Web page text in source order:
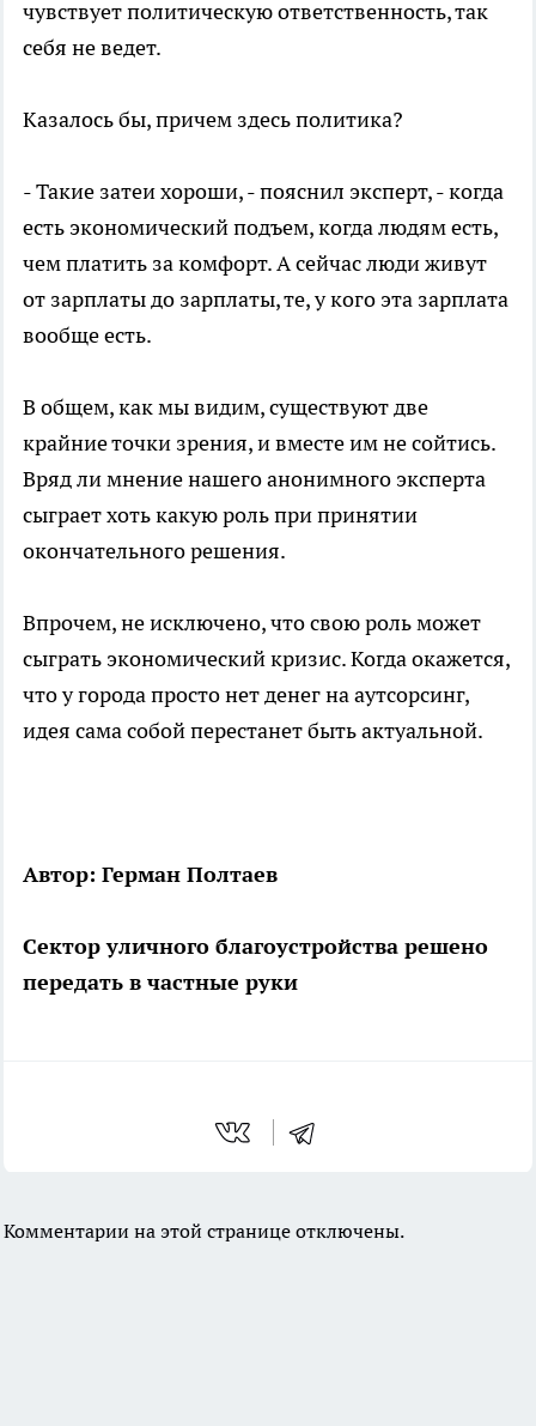
чувствует политическую ответственность, так
себя не ведет.
Казалось бы, причем здесь политика?
- Такие затеи хороши, - пояснил эксперт, - когда
есть экономический подъем, когда людям есть,
чем платить за комфорт. А сейчас люди живут
от зарплаты до зарплаты, те, у кого эта зарплата
вообще есть.
В общем, как мы видим, существуют две
крайние точки зрения, и вместе им не сойтись.
Вряд ли мнение нашего анонимного эксперта
сыграет хоть какую роль при принятии
окончательного решения.
Впрочем, не исключено, что свою роль может
сыграть экономический кризис. Когда окажется,
что у города просто нет денег на аутсорсинг,
идея сама собой перестанет быть актуальной.
Автор: Герман Полтаев
Сектор уличного благоустройства решено
передать в частные руки
Комментарии на этой странице отключены.